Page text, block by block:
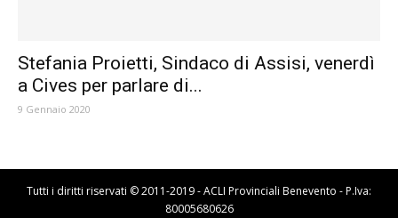
Stefania Proietti, Sindaco di Assisi, venerdì
a Cives per parlare di...
9 Gennaio 2020
Tutti i diritti riservati © 2011-2019 - ACLI Provinciali Benevento - P.Iva:
80005680626